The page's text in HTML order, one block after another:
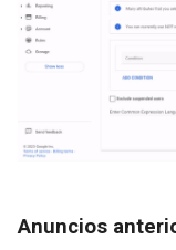
Anuncios